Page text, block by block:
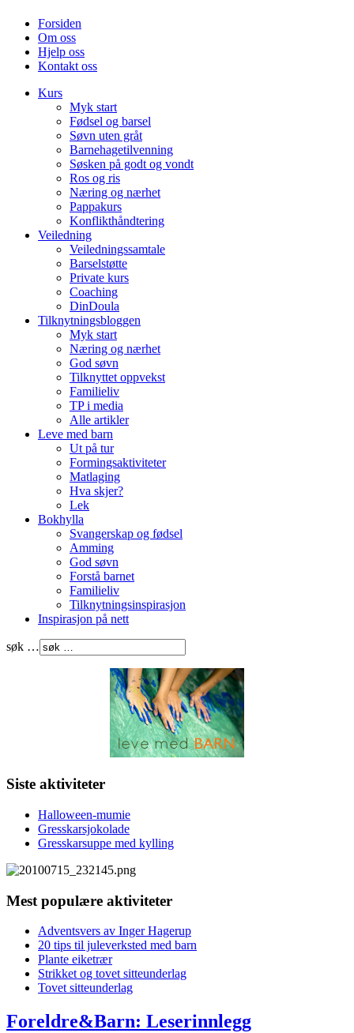
Forsiden
Om oss
Hjelp oss
Kontakt oss
Kurs
Myk start
Fødsel og barsel
Søvn uten gråt
Barnehagetilvenning
Søsken på godt og vondt
Ros og ris
Næring og nærhet
Pappakurs
Konflikthåndtering
Veiledning
Veiledningssamtale
Barselstøtte
Private kurs
Coaching
DinDoula
Tilknytningsbloggen
Myk start
Næring og nærhet
God søvn
Tilknyttet oppvekst
Familieliv
TP i media
Alle artikler
Leve med barn
Ut på tur
Formingsaktiviteter
Matlaging
Hva skjer?
Lek
Bokhylla
Svangerskap og fødsel
Amming
God søvn
Forstå barnet
Familieliv
Tilknytningsinspirasjon
Inspirasjon på nett
søk …
Siste aktiviteter
Halloween-mumie
Gresskarsjokolade
Gresskarsuppe med kylling
Mest populære aktiviteter
Adventsvers av Inger Hagerup
20 tips til juleverksted med barn
Plante eiketrær
Strikket og tovet sitteunderlag
Tovet sitteunderlag
Foreldre&Barn: Leserinnlegg